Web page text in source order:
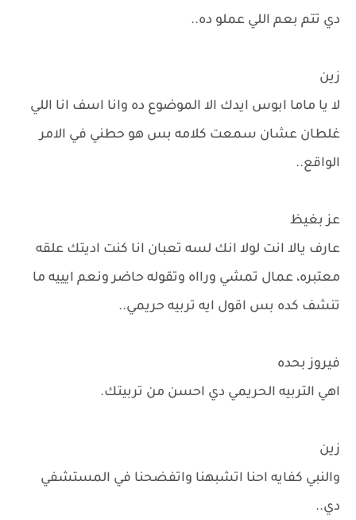
دي تتم بعم اللي عملو ده..
زين
لا يا ماما ابوس ايدك الا الموضوع ده وانا اسف انا اللي
غلطان عشان سمعت كلامه بس هو حطني في الامر
الواقع..
عز بغيظ
عارف يالا انت لولا انك لسه تعبان انا كنت اديتك علقه
معتبره، عمال تمشي ورااه وتقوله حاضر ونعم ايييه ما
تنشف كده بس اقول ايه تربيه حريمي..
فيروز بحده
اهي التربيه الحريمي دي احسن من تربيتك.
زين
والنبي كفايه احنا اتشبهنا واتفضحنا في المستشفي
دي..